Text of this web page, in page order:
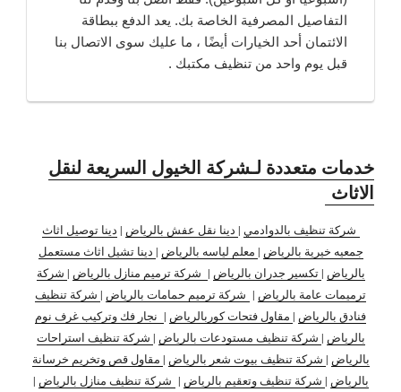
التفاصيل المصرفية الخاصة بك. يعد الدفع ببطاقة
الائتمان أحد الخيارات أيضًا ، ما عليك سوى الاتصال بنا
قبل يوم واحد من تنظيف مكتبك .
خدمات متعددة لـشركة الخيول السريعة لنقل
الاثاث
شركة تنظيف بالدوادمي | دينا نقل عفش بالرياض | دينا توصيل اثاث
جمعيه خيرية بالرياض | معلم لياسه بالرياض | دينا تشيل اثاث مستعمل
بالرياض | تكسير جدران بالرياض | شركة ترميم منازل بالرياض | شركة
ترميمات عامة بالرياض | شركة ترميم حمامات بالرياض | شركة تنظيف
فنادق بالرياض | مقاول فتحات كوربالرياض | نجار فك وتركيب غرف نوم
بالرياض | شركة تنظيف مستودعات بالرياض | شركة تنظيف استراحات
بالرياض | شركة تنظيف بيوت شعر بالرياض | مقاول قص وتخريم خرسانة
بالرياض | شركة تنظيف وتعقيم بالرياض | شركة تنظيف منازل بالرياض |